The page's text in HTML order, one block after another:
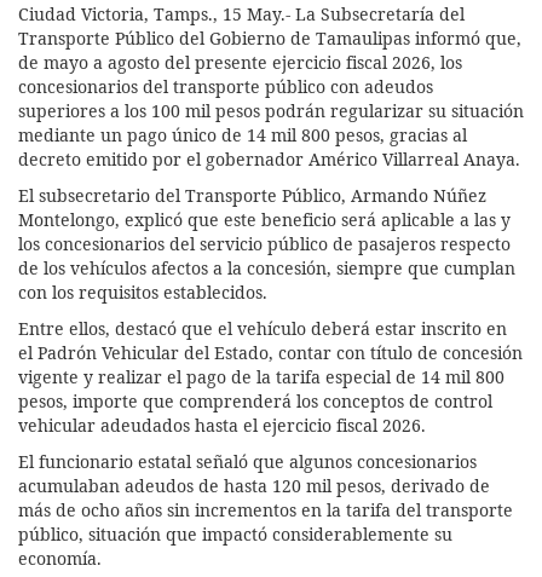
Ciudad Victoria, Tamps., 15 May.- La Subsecretaría del
Transporte Público del Gobierno de Tamaulipas informó que,
de mayo a agosto del presente ejercicio fiscal 2026, los
concesionarios del transporte público con adeudos
superiores a los 100 mil pesos podrán regularizar su situación
mediante un pago único de 14 mil 800 pesos, gracias al
decreto emitido por el gobernador Américo Villarreal Anaya.
El subsecretario del Transporte Público, Armando Núñez
Montelongo, explicó que este beneficio será aplicable a las y
los concesionarios del servicio público de pasajeros respecto
de los vehículos afectos a la concesión, siempre que cumplan
con los requisitos establecidos.
Entre ellos, destacó que el vehículo deberá estar inscrito en
el Padrón Vehicular del Estado, contar con título de concesión
vigente y realizar el pago de la tarifa especial de 14 mil 800
pesos, importe que comprenderá los conceptos de control
vehicular adeudados hasta el ejercicio fiscal 2026.
El funcionario estatal señaló que algunos concesionarios
acumulaban adeudos de hasta 120 mil pesos, derivado de
más de ocho años sin incrementos en la tarifa del transporte
público, situación que impactó considerablemente su
economía.